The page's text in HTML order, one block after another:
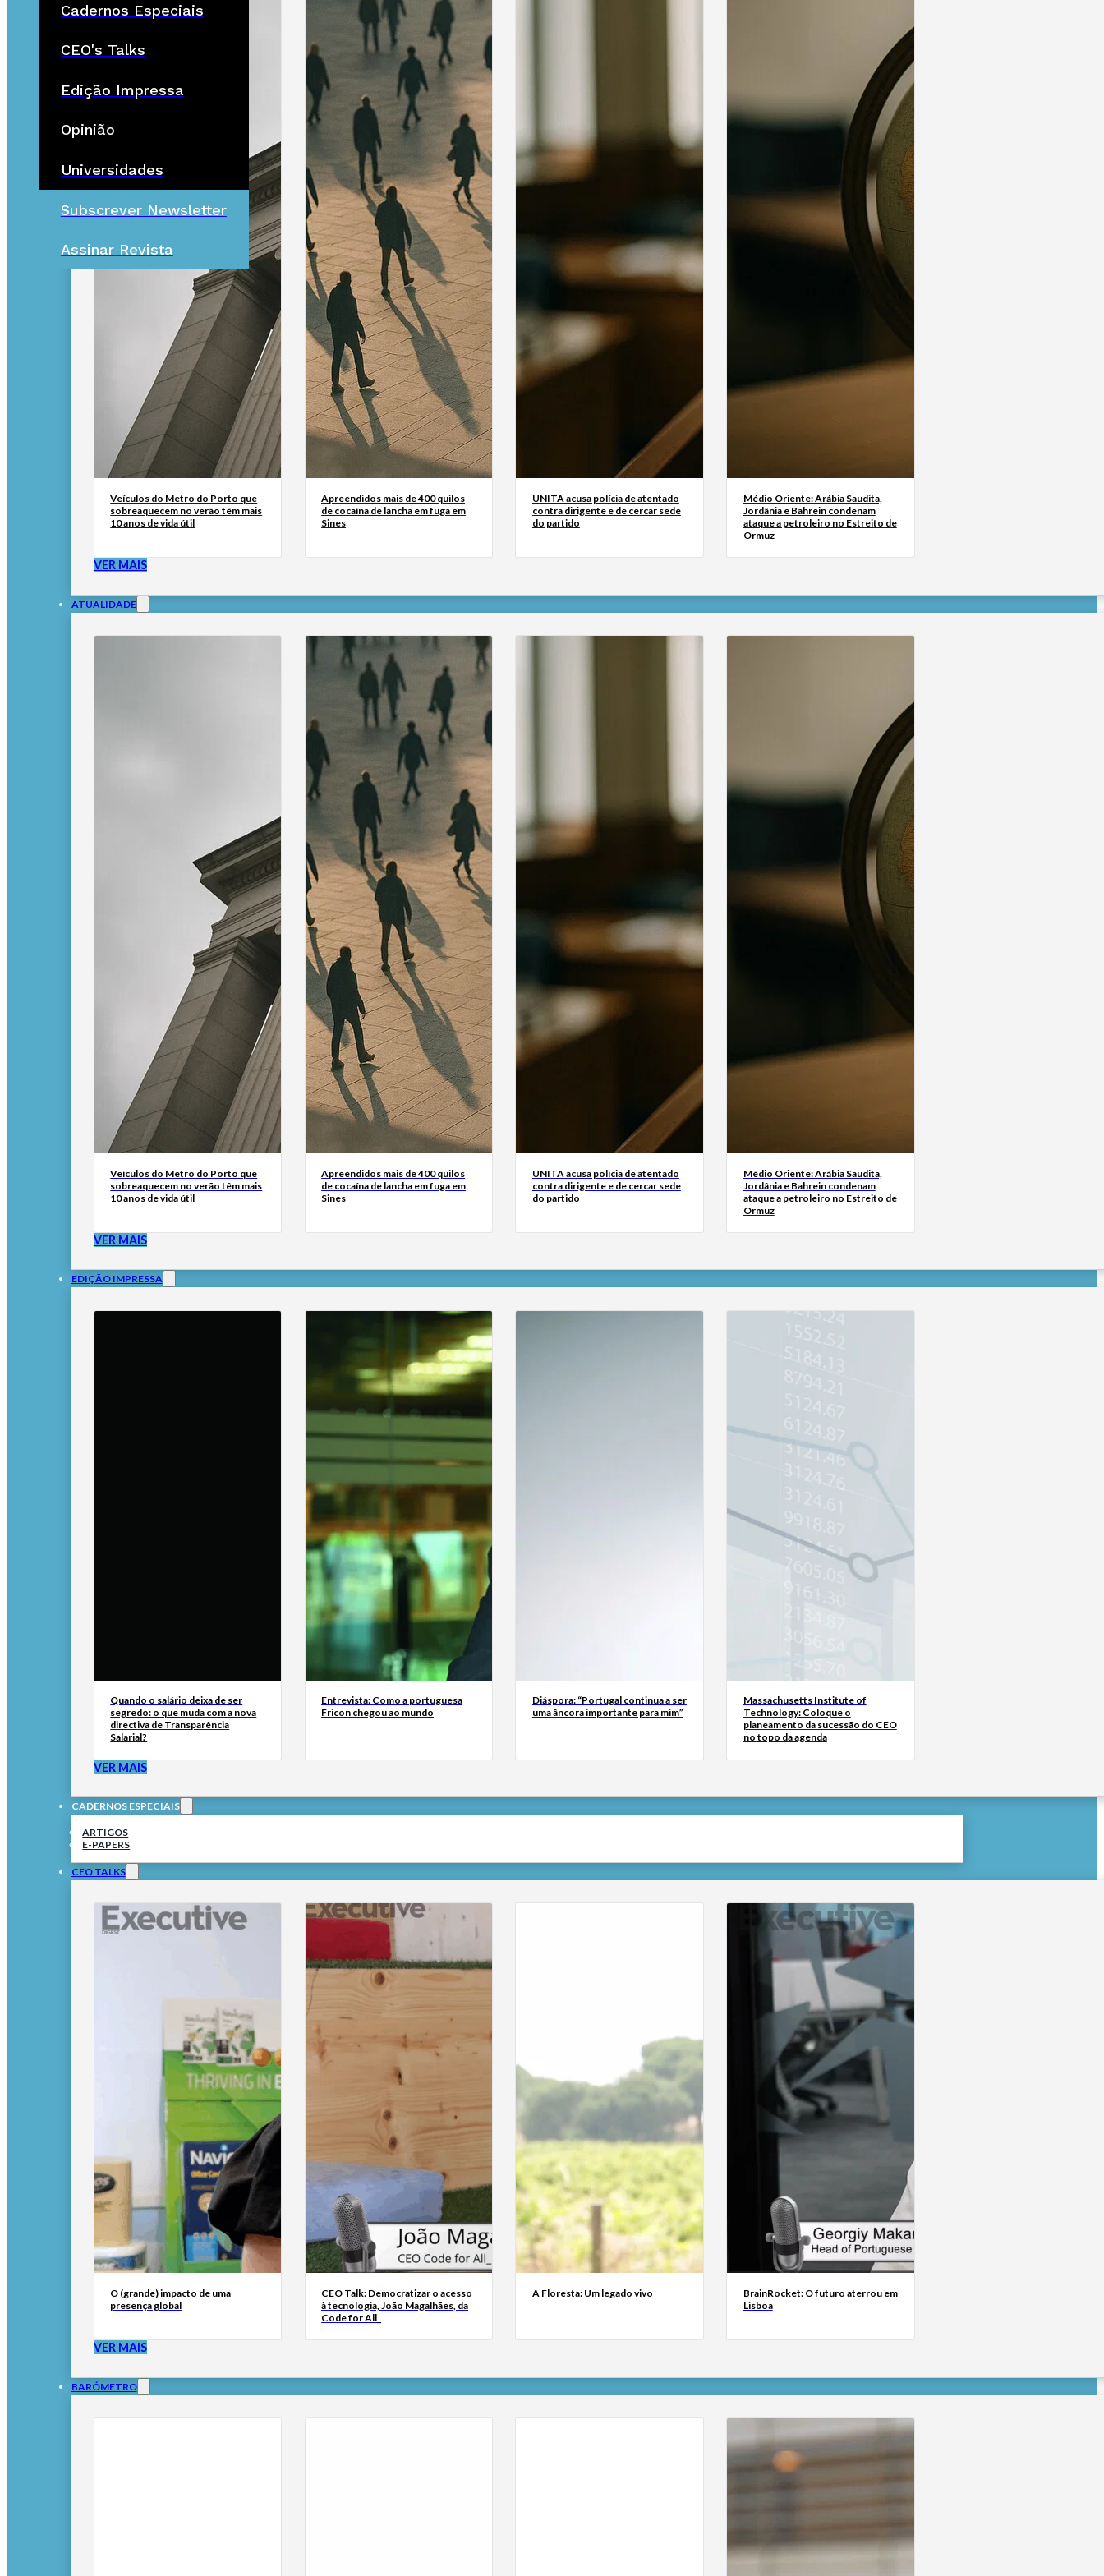
Cadernos Especiais
CEO's Talks
Edição Impressa
Opinião
Universidades
Subscrever Newsletter
Assinar Revista
Veículos do Metro do Porto que
sobreaquecem no verão têm mais
10 anos de vida útil
Apreendidos mais de 400 quilos
de cocaína de lancha em fuga em
Sines
UNITA acusa polícia de atentado
contra dirigente e de cercar sede
do partido
Médio Oriente: Arábia Saudita,
Jordânia e Bahrein condenam
ataque a petroleiro no Estreito de
Ormuz
VER MAIS
ATUALIDADE
Veículos do Metro do Porto que
sobreaquecem no verão têm mais
10 anos de vida útil
Apreendidos mais de 400 quilos
de cocaína de lancha em fuga em
Sines
UNITA acusa polícia de atentado
contra dirigente e de cercar sede
do partido
Médio Oriente: Arábia Saudita,
Jordânia e Bahrein condenam
ataque a petroleiro no Estreito de
Ormuz
VER MAIS
EDIÇÃO IMPRESSA
Quando o salário deixa de ser
segredo: o que muda com a nova
directiva de Transparência
Salarial?
Entrevista: Como a portuguesa
Fricon chegou ao mundo
Diáspora: “Portugal continua a ser
uma âncora importante para mim”
Massachusetts Institute of
Technology: Coloque o
planeamento da sucessão do CEO
no topo da agenda
VER MAIS
CADERNOS ESPECIAIS
ARTIGOS
E-PAPERS
CEO TALKS
O (grande) impacto de uma
presença global
CEO Talk: Democratizar o acesso
à tecnologia, João Magalhães, da
Code for All_
A Floresta: Um legado vivo
BrainRocket: O futuro aterrou em
Lisboa
VER MAIS
BARÓMETRO